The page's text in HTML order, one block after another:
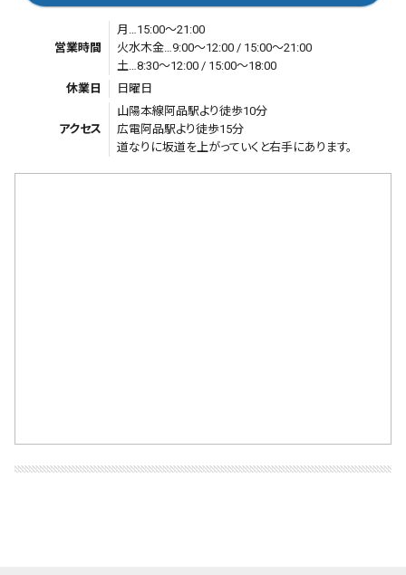
営業時間
月…15:00～21:00
火水木金…9:00～12:00 / 15:00～21:00
土…8:30～12:00 / 15:00～18:00
休業日
日曜日
アクセス
山陽本線阿品駅より徒歩10分
広電阿品駅より徒歩15分
道なりに坂道を上がっていくと右手にあります。